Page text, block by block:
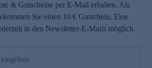
& Gutscheine per E-Mail erhalten. Als
Sie einen 10 € Gutschein. Eine
in den Newsletter-E-Mails möglich.